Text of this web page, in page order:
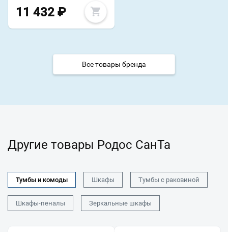
11 432 ₽
Все товары бренда
Другие товары Родос СанТа
Тумбы и комоды Шкафы Тумбы с раковиной
Шкафы-пеналы Зеркальные шкафы